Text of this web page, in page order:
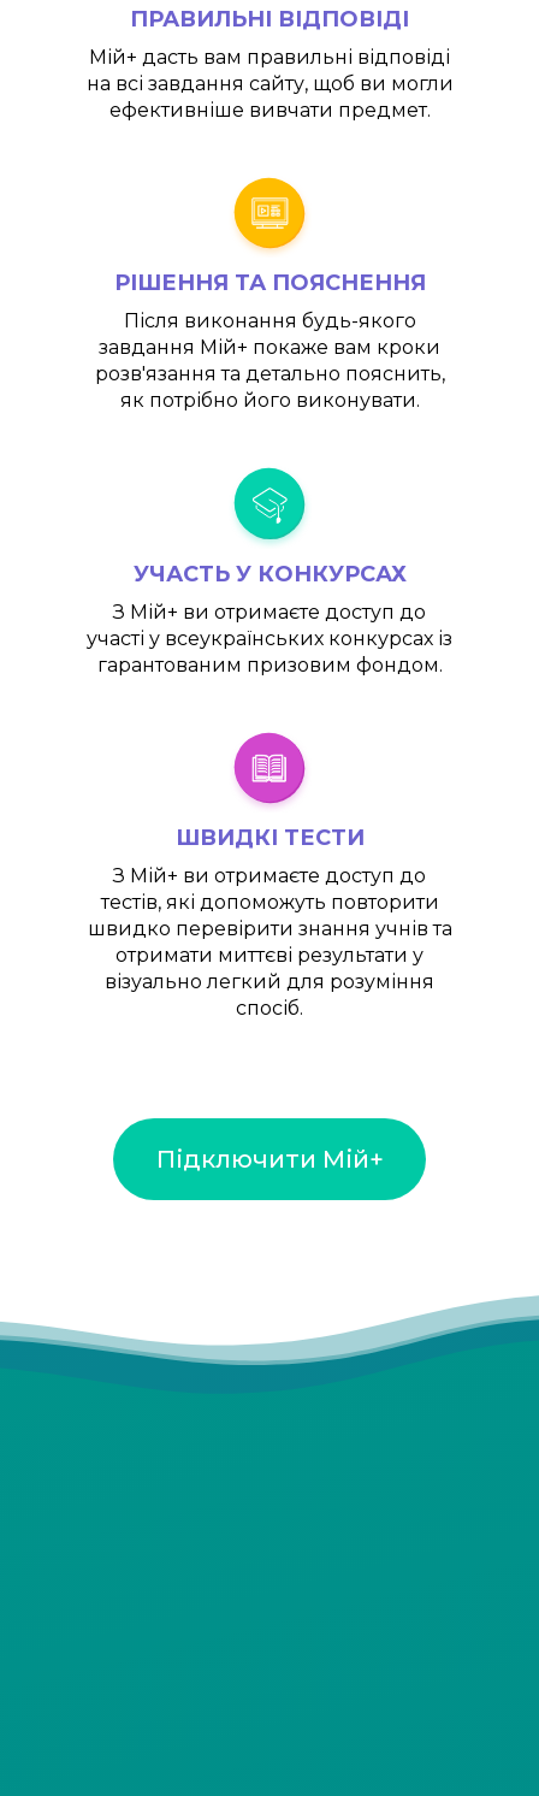
ПРАВИЛЬНІ ВІДПОВІДІ
Мій+ дасть вам правильні відповіді
на всі завдання сайту, щоб ви могли
ефективніше вивчати предмет.
РІШЕННЯ ТА ПОЯСНЕННЯ
Після виконання будь-якого
завдання Мій+ покаже вам кроки
розв'язання та детально пояснить,
як потрібно його виконувати.
УЧАСТЬ У КОНКУРСАХ
З Мій+ ви отримаєте доступ до
участі у всеукраїнських конкурсах із
гарантованим призовим фондом.
ШВИДКІ ТЕСТИ
З Мій+ ви отримаєте доступ до
тестів, які допоможуть повторити
швидко перевірити знання учнів та
отримати миттєві результати у
візуально легкий для розуміння
спосіб.
Підключити Мій+